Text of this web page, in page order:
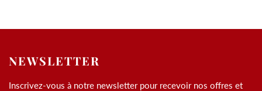
NEWSLETTER
Inscrivez-vous à notre newsletter pour recevoir nos offres et